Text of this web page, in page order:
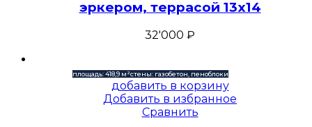
эркером, террасой 13х14
32'000 ₽
площадь: 418,9 м²стены: газобетон, пеноблоки
добавить в корзину
Добавить в избранное
Сравнить